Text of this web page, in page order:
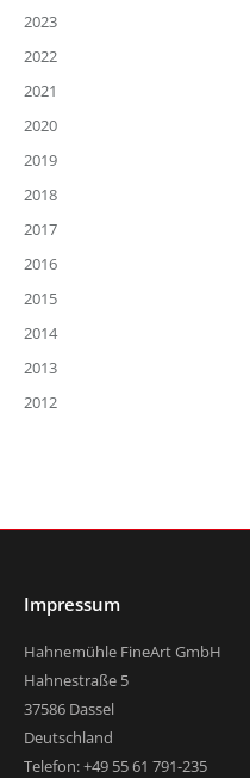
2023
2022
2021
2020
2019
2018
2017
2016
2015
2014
2013
2012
Impressum
Hahnemühle FineArt GmbH
Hahnestraße 5
37586 Dassel
Deutschland
Telefon: +49 55 61 791-235